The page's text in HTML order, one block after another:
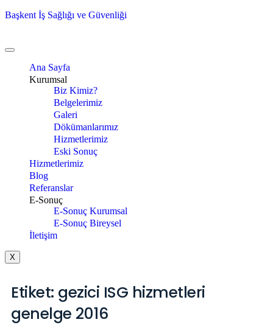
Başkent İş Sağlığı ve Güvenliği
Ana Sayfa
Kurumsal
Biz Kimiz?
Belgelerimiz
Galeri
Dökümanlarımız
Hizmetlerimiz
Eski Sonuç
Hizmetlerimiz
Blog
Referanslar
E-Sonuç
E-Sonuç Kurumsal
E-Sonuç Bireysel
İletişim
X
Etiket: gezici ISG hizmetleri
genelge 2016